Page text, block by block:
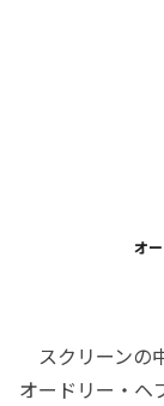
オ
スクリーンの
オードリー・ヘ